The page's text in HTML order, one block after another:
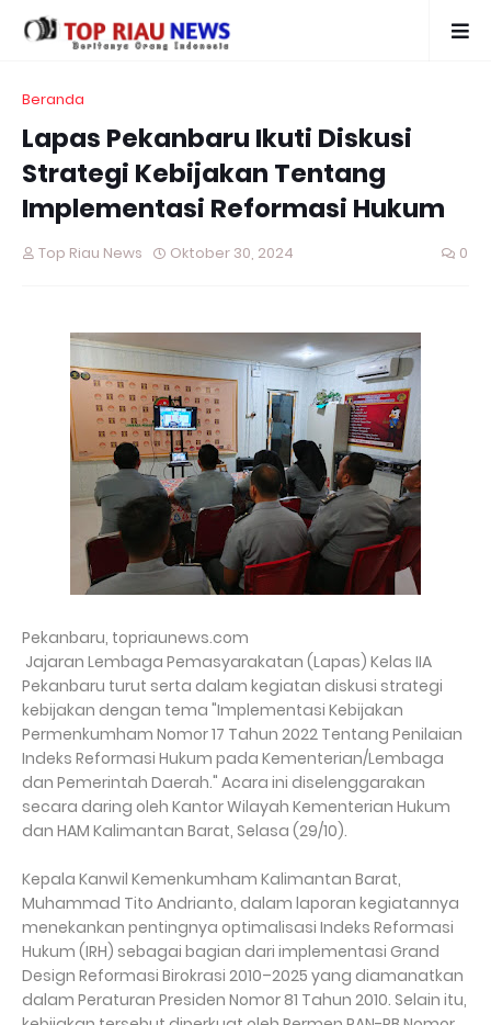
Beranda
Lapas Pekanbaru Ikuti Diskusi
Strategi Kebijakan Tentang
Implementasi Reformasi Hukum
Top Riau News Oktober 30, 2024 0
Pekanbaru, topriaunews.com
Jajaran Lembaga Pemasyarakatan (Lapas) Kelas IIA
Pekanbaru turut serta dalam kegiatan diskusi strategi
kebijakan dengan tema "Implementasi Kebijakan
Permenkumham Nomor 17 Tahun 2022 Tentang Penilaian
Indeks Reformasi Hukum pada Kementerian/Lembaga
dan Pemerintah Daerah." Acara ini diselenggarakan
secara daring oleh Kantor Wilayah Kementerian Hukum
dan HAM Kalimantan Barat, Selasa (29/10).
Kepala Kanwil Kemenkumham Kalimantan Barat,
Muhammad Tito Andrianto, dalam laporan kegiatannya
menekankan pentingnya optimalisasi Indeks Reformasi
Hukum (IRH) sebagai bagian dari implementasi Grand
Design Reformasi Birokrasi 2010–2025 yang diamanatkan
dalam Peraturan Presiden Nomor 81 Tahun 2010. Selain itu,